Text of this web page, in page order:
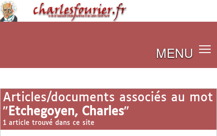
MENU
Articles/documents associés au mot
" Etchegoyen, Charles"
1 article trouvé dans ce site